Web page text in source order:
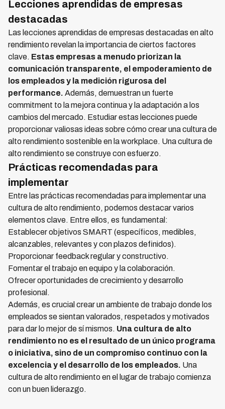
Lecciones aprendidas de empresas
destacadas
Las lecciones aprendidas de empresas destacadas en alto
rendimiento revelan la importancia de ciertos factores
clave. Estas empresas a menudo priorizan la
comunicación transparente, el empoderamiento de
los empleados y la medición rigurosa del
performance. Además, demuestran un fuerte
commitment to la mejora continua y la adaptación a los
cambios del mercado. Estudiar estas lecciones puede
proporcionar valiosas ideas sobre cómo crear una cultura de
alto rendimiento sostenible en la workplace. Una cultura de
alto rendimiento se construye con esfuerzo.
Prácticas recomendadas para
implementar
Entre las prácticas recomendadas para implementar una
cultura de alto rendimiento, podemos destacar varios
elementos clave. Entre ellos, es fundamental:
Establecer objetivos SMART (específicos, medibles,
alcanzables, relevantes y con plazos definidos).
Proporcionar feedback regular y constructivo.
Fomentar el trabajo en equipo y la colaboración.
Ofrecer oportunidades de crecimiento y desarrollo
profesional.
Además, es crucial crear un ambiente de trabajo donde los
empleados se sientan valorados, respetados y motivados
para dar lo mejor de sí mismos. Una cultura de alto
rendimiento no es el resultado de un único programa
o iniciativa, sino de un compromiso continuo con la
excelencia y el desarrollo de los empleados. Una
cultura de alto rendimiento en el lugar de trabajo comienza
con un buen liderazgo.